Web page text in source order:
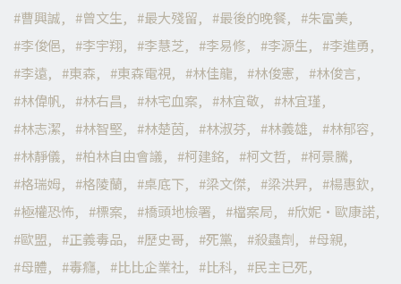
曹興誠
曾文生 最大殘留 最後的晚餐
朱富美
李俊俋
李宇翔 李慧芝 李易修 李源生
李進勇
李遠
東森 東森電視 林佳龍 林俊憲
林俊言
林偉帆
林右昌 林宅血案 林宜敬
林宜瑾
林志潔
林智堅 林楚茵 林淑芬 林義雄
林郁容
林靜儀
柏林自由會議 柯建銘 柯文哲
柯景騰
格瑞姆
格陵蘭 桌底下 梁文傑 梁洪昇
楊惠欽
極權恐怖
標案 橋頭地檢署 檔案局
欣妮·歐康諾
歐盟
正義毒品 歷史哥 死黨 殺蟲劑
母親
母體
毒癮 比比企業社 比科
民主已死